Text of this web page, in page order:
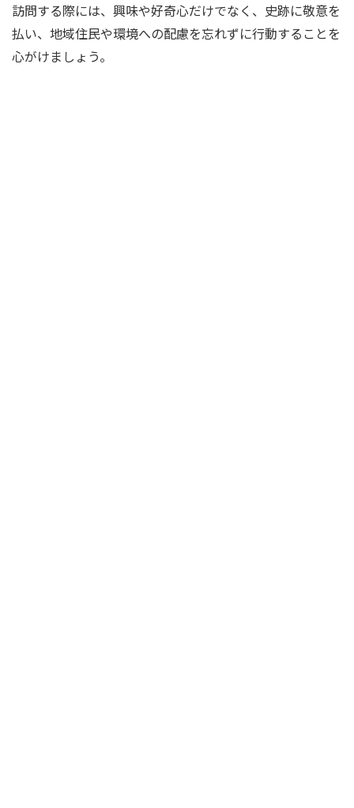
訪問する際には、興味や好奇心だけでなく、史跡に敬意を
払い、地域住民や環境への配慮を忘れずに行動することを
心がけましょう。